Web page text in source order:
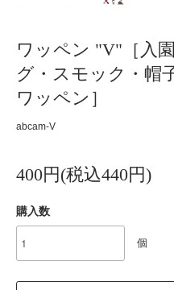
ワッペン "V"［入
グ・スモック・帽
ワッペン］
abcam-V
400円(税込440円)
購入数
個